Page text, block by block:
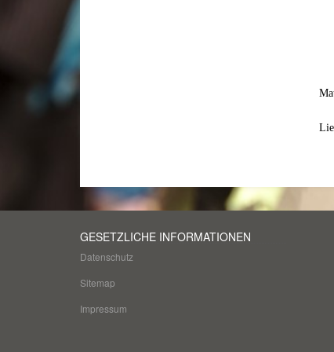
GESETZLICHE INFORMATIONEN
Datenschutz
Sitemap
Impressum